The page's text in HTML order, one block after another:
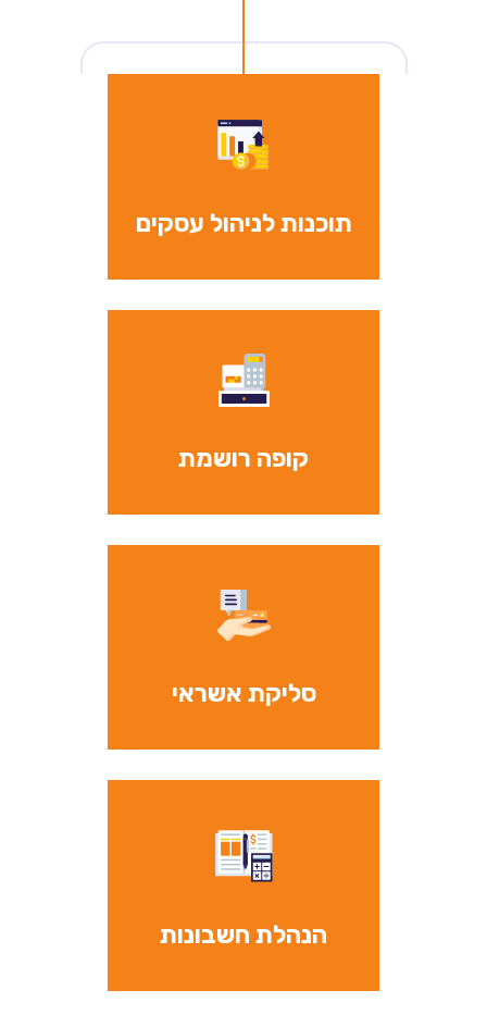
תוכנות לניהול עסקים
קופה רושמת
סליקת אשראי
הנהלת חשבונות